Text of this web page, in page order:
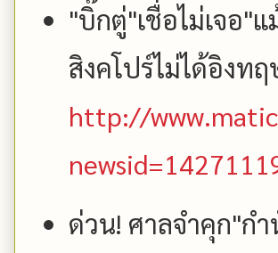
"บิ๊กตู่"เชื่อไม่เจอ"
สิงคโปร์ไม่ได้อิงท
http://
ด่วน! ศาลจำคุก"ก